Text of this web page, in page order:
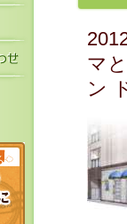
お仕事依頼・
マ
ン